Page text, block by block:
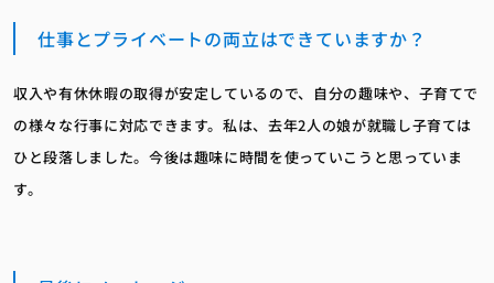
仕事とプライベートの両立はできていますか？
収入や有休休暇の取得が安定しているので、自分の趣味や、子育てで
の様々な行事に対応できます。私は、去年2人の娘が就職し子育ては
ひと段落しました。今後は趣味に時間を使っていこうと思っていま
す。